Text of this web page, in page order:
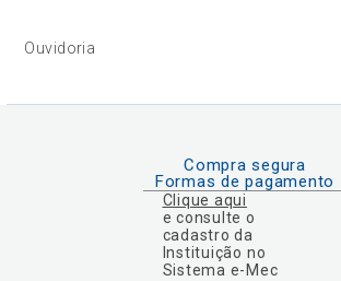
Ouvidoria
Compra segura
Formas de pagamento
Clique aqui
e consulte o
cadastro da
Instituição no
Sistema e-Mec